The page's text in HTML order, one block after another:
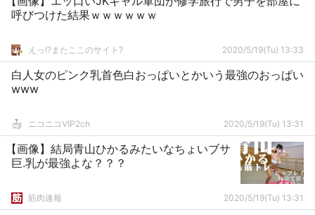
呼びつけた結果ｗｗｗｗｗｗ
えっ!?またここのサイト? 2020/5/19(Tu) 13:33
白人女のピンク乳首色白おっぱいとかいう最強のおっぱい
www
ニコニコVIP2ch 2020/5/19(Tu) 13:31
【画像】結局青山ひかるみたいなちょいブサ
巨.乳が最強よな？？？
筋肉速報 2020/5/19(Tu) 13:31